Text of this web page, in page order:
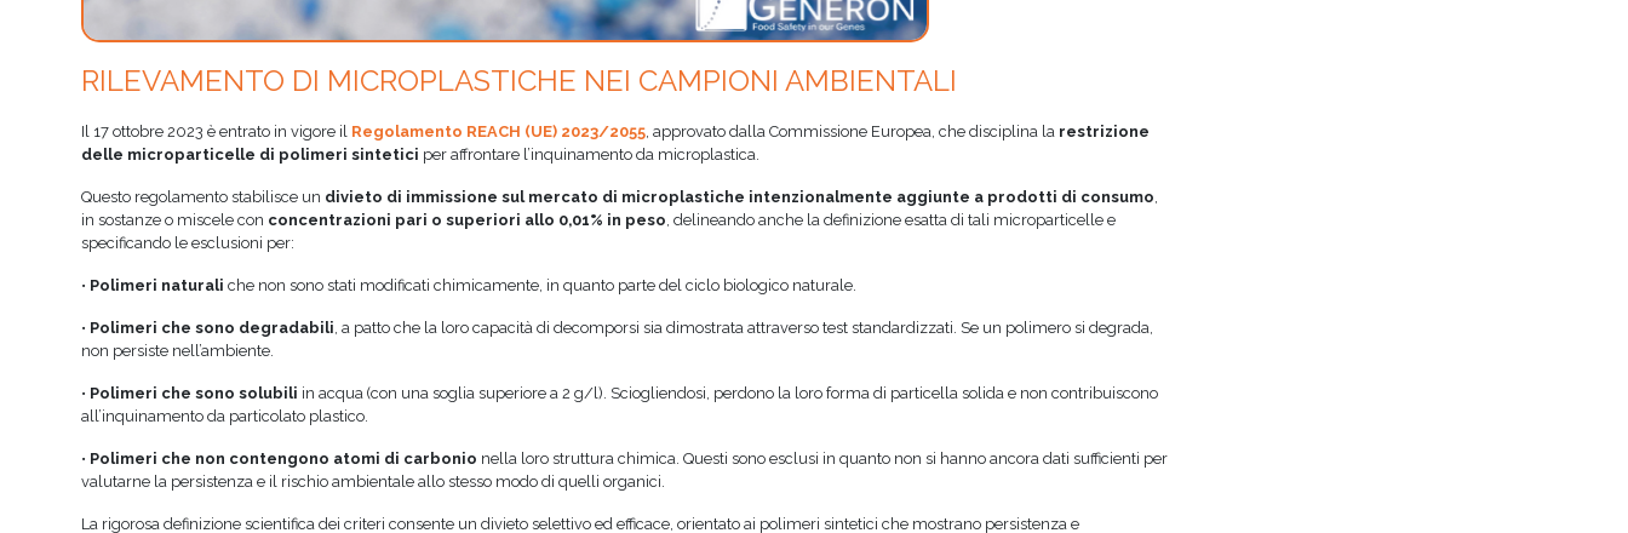
RILEVAMENTO DI MICROPLASTICHE NEI CAMPIONI AMBIENTALI
Il 17 ottobre 2023 è entrato in vigore il Regolamento REACH (UE) 2023/2055 , approvato dalla Commissione Europea, che disciplina la restrizione
delle microparticelle di polimeri sintetici per affrontare l’inquinamento da microplastica.
Questo regolamento stabilisce un divieto di immissione sul mercato di microplastiche intenzionalmente aggiunte a prodotti di consumo
in sostanze o miscele con concentrazioni pari o superiori allo 0,01% in peso , delineando anche la definizione esatta di tali microparticelle e
specificando le esclusioni per:
• Polimeri naturali che non sono stati modificati chimicamente, in quanto parte del ciclo biologico naturale.
• Polimeri che sono degradabili , a patto che la loro capacità di decomporsi sia dimostrata attraverso test standardizzati. Se un polimero si degrada,
non persiste nell’ambiente.
• Polimeri che sono solubili in acqua (con una soglia superiore a 2 g/l). Sciogliendosi, perdono la loro forma di particella solida e non contribuiscono
all’inquinamento da particolato plastico.
• Polimeri che non contengono atomi di carbonio nella loro struttura chimica. Questi sono esclusi in quanto non si hanno ancora dati sufficienti per
valutarne la persistenza e il rischio ambientale allo stesso modo di quelli organici.
La rigorosa definizione scientifica dei criteri consente un divieto selettivo ed efficace, orientato ai polimeri sintetici che mostrano persistenza e